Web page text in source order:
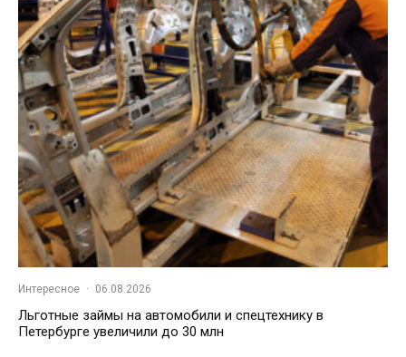
Интересное · 06.08.2026
Льготные займы на автомобили и спецтехнику в
Петербурге увеличили до 30 млн